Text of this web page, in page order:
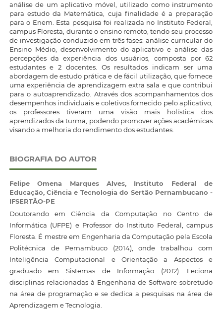
análise de um aplicativo móvel, utilizado como instrumento
para estudo da Matemática, cuja finalidade é a preparação
para o Enem. Esta pesquisa foi realizada no Instituto Federal,
campus Floresta, durante o ensino remoto, tendo seu processo
de investigação conduzido em três fases: análise curricular do
Ensino Médio, desenvolvimento do aplicativo e análise das
percepções da experiência dos usuários, composta por 62
estudantes e 2 docentes. Os resultados indicam ser uma
abordagem de estudo prática e de fácil utilização, que fornece
uma experiência de aprendizagem extra sala e que contribui
para o autoaprendizado. Através dos acompanhamentos dos
desempenhos individuais e coletivos fornecido pelo aplicativo,
os professores tiveram uma visão mais holística dos
aprendizados da turma, podendo promover ações acadêmicas
visando a melhoria do rendimento dos estudantes.
BIOGRAFIA DO AUTOR
Felipe Omena Marques Alves, Instituto Federal de
Educação, Ciência e Tecnologia do Sertão Pernambucano -
IFSERTÃO-PE
Doutorando em Ciência da Computação no Centro de
Informática (UFPE) e Professor do Instituto Federal, campus
Floresta. É mestre em Engenharia da Computação pela Escola
Politécnica de Pernambuco (2014), onde trabalhou com
Inteligência Computacional e Orientação a Aspectos e
graduado em Sistemas de Informação (2012). Leciona
disciplinas relacionadas à Engenharia de Software sobretudo
na área de programação e se dedica a pesquisas na área de
Aprendizagem e Tecnologia.